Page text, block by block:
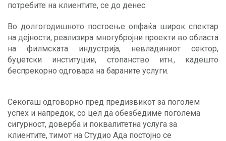
потребите на клиентите, се до денес.
Во долгогодишното постоење опфаќа широк спектар
на дејности, реализира многубројни проекти во областа
на филмската индустрија, невладиниот сектор,
буџетски институции, стопанство итн., кадешто
беспрекорно одговара на бараните услуги.
Секогаш одговорно пред предизвикот за поголем
успех и напредок, со цел да обезбедиме поголема
сигурност, доверба и поквалитетна услуга за
клиентите, тимот на Студио Ада постојно се